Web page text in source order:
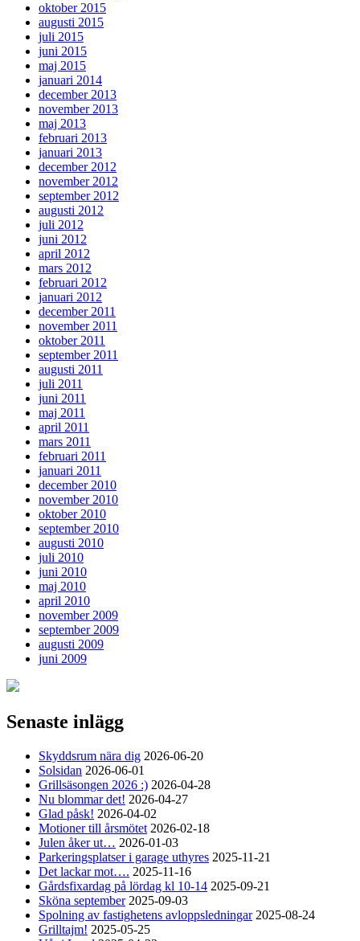
oktober 2015
augusti 2015
juli 2015
juni 2015
maj 2015
januari 2014
december 2013
november 2013
maj 2013
februari 2013
januari 2013
december 2012
november 2012
september 2012
augusti 2012
juli 2012
juni 2012
april 2012
mars 2012
februari 2012
januari 2012
december 2011
november 2011
oktober 2011
september 2011
augusti 2011
juli 2011
juni 2011
maj 2011
april 2011
mars 2011
februari 2011
januari 2011
december 2010
november 2010
oktober 2010
september 2010
augusti 2010
juli 2010
juni 2010
maj 2010
april 2010
november 2009
september 2009
augusti 2009
juni 2009
Senaste inlägg
Skyddsrum nära dig 2026-06-20
Solsidan 2026-06-01
Grillsäsongen 2026 :) 2026-04-28
Nu blommar det! 2026-04-27
Glad påsk! 2026-04-02
Motioner till årsmötet 2026-02-18
Julen åker ut… 2026-01-03
Parkeringsplatser i garage uthyres 2025-11-21
Det lackar mot…. 2025-11-16
Gårdsfixardag på lördag kl 10-14 2025-09-21
Sköna september 2025-09-03
Spolning av fastighetens avloppsledningar 2025-08-24
Grilltajm! 2025-05-25